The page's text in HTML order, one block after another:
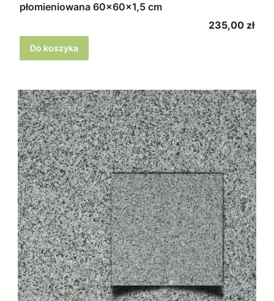
płomieniowana 60x60x1,5 cm
Cena
235,00 zł
Do koszyka